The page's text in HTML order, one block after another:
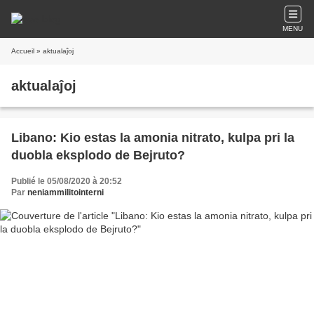
MENU
Accueil » aktualaĵoj
aktualaĵoj
Libano: Kio estas la amonia nitrato, kulpa pri la
duobla eksplodo de Bejruto?
Publié le 05/08/2020 à 20:52
Par neniammilitointerni